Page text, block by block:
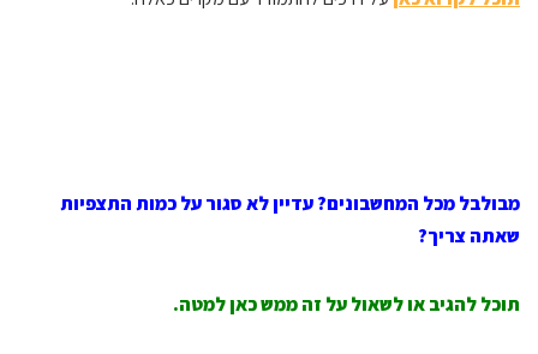
מבולבל מכל המחשבונים? עדיין לא סגור על כמות התצפיות
שאתה צריך?
תוכל להגיב או לשאול על זה ממש כאן למטה.